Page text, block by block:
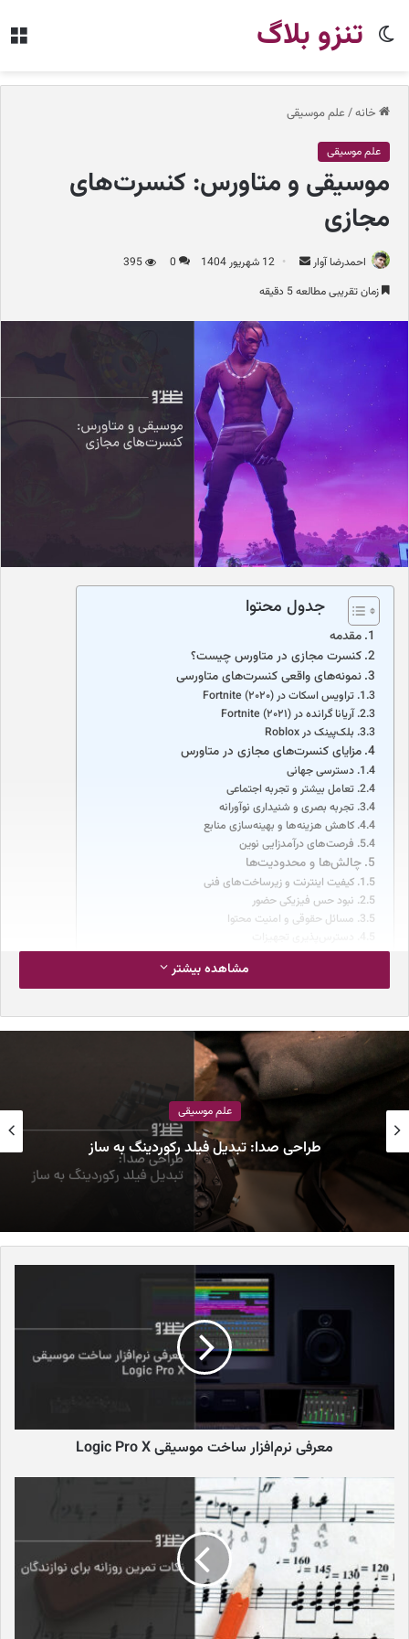
تنزو بلاگ
تغییر
خانه/ علم موسیقی
علم موسیقی
موسیقی و متاورس: کنسرت‌های
مجازی
احمدرضا آوار 12 شهریور 1404 0
395
زمان تقریبی مطالعه 5 دقیقه
جدول محتوا
مقدمه
کنسرت مجازی در متاورس چیست؟
نمونه‌های واقعی کنسرت‌های متاورسی
تراویس اسکات در Fortnite (۲۰۲۰)
آریانا گرانده در Fortnite (۲۰۲۱)
بلک‌پینک در Roblox
مزایای کنسرت‌های مجازی در متاورس
دسترسی جهانی
تعامل بیشتر و تجربه اجتماعی
تجربه بصری و شنیداری نوآورانه
کاهش هزینه‌ها و بهینه‌سازی منابع
فرصت‌های درآمدزایی نوین
چالش‌ها و محدودیت‌ها
کیفیت اینترنت و زیرساخت‌های فنی
نبود حس فیزیکی حضور
مسائل حقوقی و امنیت محتوا
فناوری‌های کلیدی مورد استفاده در کنسرت‌های متاورسی
واقعیت افزوده (AR)
بلاک‌چین و NFT
پلتفرم‌های متاورسی
تأثیر متاورس بر صنعت موسیقی
تغییر نحوه تولید محتوا
بازاریابی و تبلیغات نوین
توسعه مدل‌های درآمدزایی
فرهنگ‌سازی موسیقی دیجیتال
جمع‌بندی
مقدمه
موسیقی از دیرباز یکی از ابزارهای قدرتمند برقراری ارتباط میان انسان‌ها
می‌کند که هیچ تجربه دیگری نمی‌تواند جایگزین آن شود. با این حال،
محدودیت‌های جغرافیایی، هزینه‌های بالای حضور در سالن‌های بزرگ و
شرایط ویژه مثل پاندمی کرونا، باعث شد صنعت موسیقی به فکر ایجاد
تجربه‌های جدید دیجیتال بیفتد.
در این میان متاورس به عنوان یک محیط سه‌بعدی و تعاملی وارد عرصه
شد و فرصت تازه‌ای برای موسیقی و کنسرت‌ها ایجاد کرد. متاورس نه تنها
فضایی برای مشاهده موسیقی است، بلکه بستری است که کاربران
تجربه‌ای فراتر از کنسرت‌های سنتی کسب کنند.
کنسرت مجازی در متاورس چیست؟
کنسرت‌های مجازی در متاورس به رویدادهایی گفته می‌شود که در
محیط‌های دیجیتال سه‌بعدی برگزار می‌شوند. کاربران با استفاده از آواتارها
مشاهده بیشتر
علم موسیقی
طراحی صدا: تبدیل فیلد رکوردینگ به ساز
معرفی نرم‌افزار ساخت موسیقی Logic Pro X